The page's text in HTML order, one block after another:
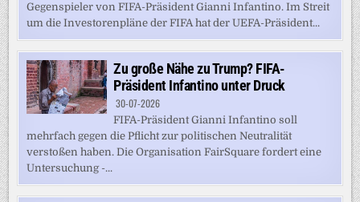
Gegenspieler von FIFA-Präsident Gianni Infantino. Im Streit
um die Investorenpläne der FIFA hat der UEFA-Präsident...
Zu große Nähe zu Trump? FIFA-
Präsident Infantino unter Druck
30-07-2026
FIFA-Präsident Gianni Infantino soll
mehrfach gegen die Pflicht zur politischen Neutralität
verstoßen haben. Die Organisation FairSquare fordert eine
Untersuchung -...